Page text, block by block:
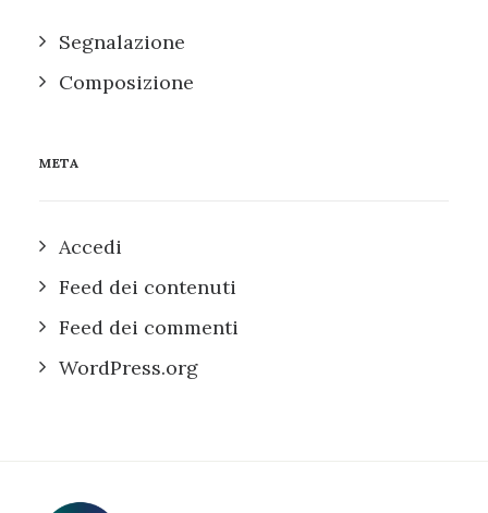
Segnalazione
Composizione
META
Accedi
Feed dei contenuti
Feed dei commenti
WordPress.org